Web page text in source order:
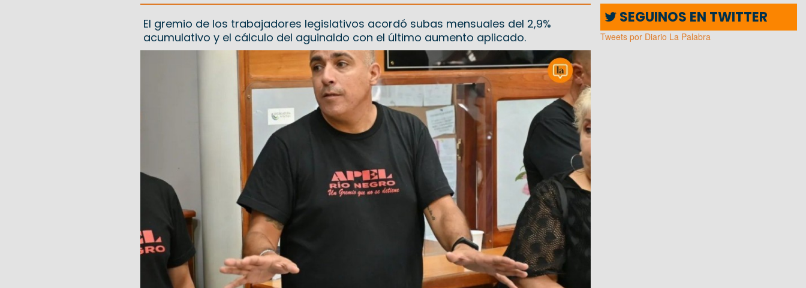
El gremio de los trabajadores legislativos acordó subas mensuales del 2,9%
acumulativo y el cálculo del aguinaldo con el último aumento aplicado.
SEGUINOS EN TWITTER
Tweets por Diario La Palabra